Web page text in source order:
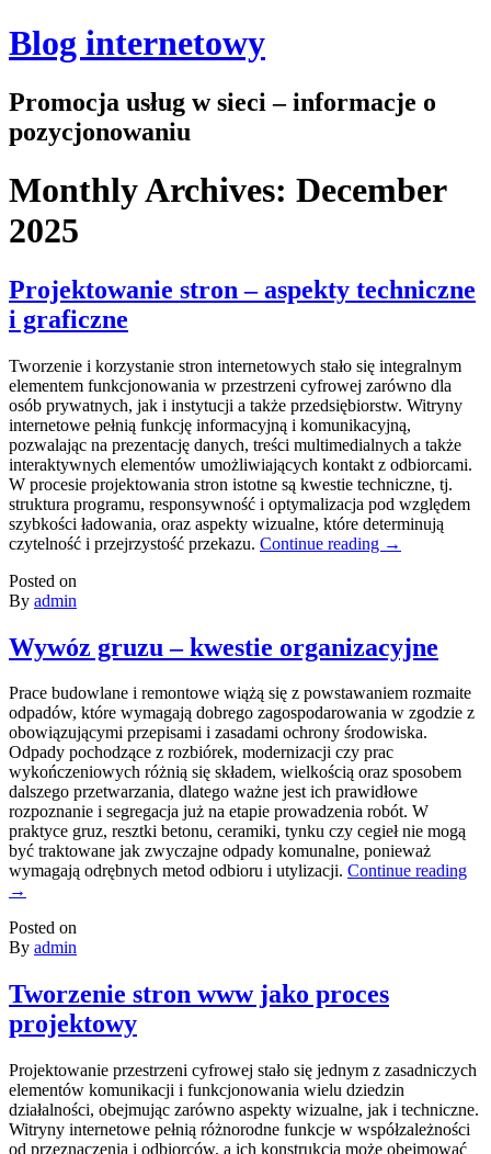
Blog internetowy
Promocja usług w sieci – informacje o
pozycjonowaniu
Monthly Archives: December
2025
Projektowanie stron – aspekty techniczne
i graficzne
Tworzenie i korzystanie stron internetowych stało się integralnym
elementem funkcjonowania w przestrzeni cyfrowej zarówno dla
osób prywatnych, jak i instytucji a także przedsiębiorstw. Witryny
internetowe pełnią funkcję informacyjną i komunikacyjną,
pozwalając na prezentację danych, treści multimedialnych a także
interaktywnych elementów umożliwiających kontakt z odbiorcami.
W procesie projektowania stron istotne są kwestie techniczne, tj.
struktura programu, responsywność i optymalizacja pod względem
szybkości ładowania, oraz aspekty wizualne, które determinują
czytelność i przejrzystość przekazu. Continue reading →
Posted on
By admin
Wywóz gruzu – kwestie organizacyjne
Prace budowlane i remontowe wiążą się z powstawaniem rozmaite
odpadów, które wymagają dobrego zagospodarowania w zgodzie z
obowiązującymi przepisami i zasadami ochrony środowiska.
Odpady pochodzące z rozbiórek, modernizacji czy prac
wykończeniowych różnią się składem, wielkością oraz sposobem
dalszego przetwarzania, dlatego ważne jest ich prawidłowe
rozpoznanie i segregacja już na etapie prowadzenia robót. W
praktyce gruz, resztki betonu, ceramiki, tynku czy cegieł nie mogą
być traktowane jak zwyczajne odpady komunalne, ponieważ
wymagają odrębnych metod odbioru i utylizacji. Continue reading
→
Posted on
By admin
Tworzenie stron www jako proces
projektowy
Projektowanie przestrzeni cyfrowej stało się jednym z zasadniczych
elementów komunikacji i funkcjonowania wielu dziedzin
działalności, obejmując zarówno aspekty wizualne, jak i techniczne.
Witryny internetowe pełnią różnorodne funkcje w współzależności
od przeznaczenia i odbiorców, a ich konstrukcja może obejmować